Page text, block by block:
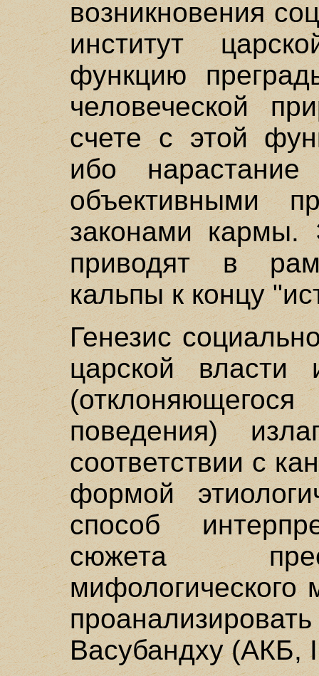
возникновения
институт
функцию
человеческой
счете с этой
ибо
объективными
законами кармы.
приводят в
кальпы к концу
Генезис
царской власти
поведения)
соответствии с
формой
способ
сюжета
Васубандху (АКБ,